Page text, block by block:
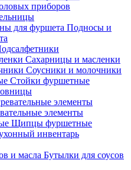
приборов
Подносы и
Сахарницы и масленки
Соусники и молочники
Стойки фуршетные
элементы
Щипцы фуршетные
инвентарь
Бутылки для соусов